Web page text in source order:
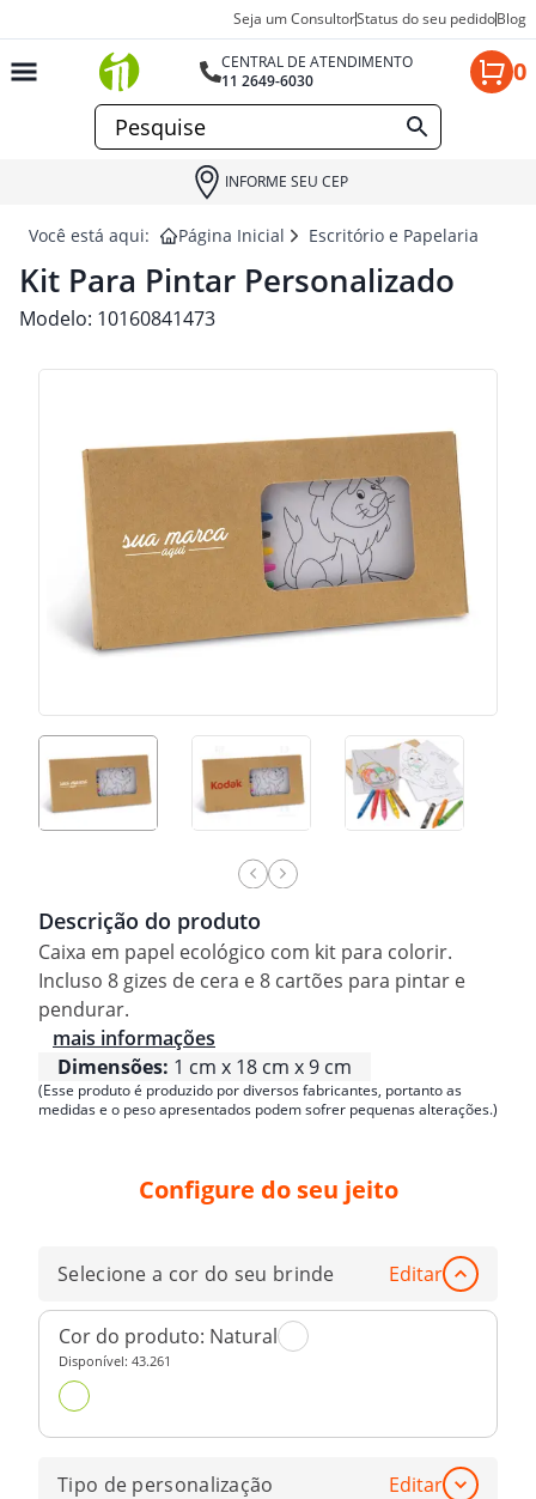
Seja um ConsultorStatus do seu pedidoBlog
CENTRAL DE ATENDIMENTO
11 2649-6030
0
INFORME SEU CEP
Você está aqui: Página Inicial Escritório e Papelaria para
Kit Para Pintar Personalizado
Modelo: 10160841473
Descrição do produto
Caixa em papel ecológico com kit para colorir.
Incluso 8 gizes de cera e 8 cartões para pintar e
pendurar.
mais informações
Dimensões: 1 cm x 18 cm x 9 cm
(Esse produto é produzido por diversos fabricantes, portanto as
medidas e o peso apresentados podem sofrer pequenas alterações.)
Configure do seu jeito
Selecione a cor do seu brinde Editar
Cor do produto: Natural
Disponível: 43.261
Tipo de personalização Editar